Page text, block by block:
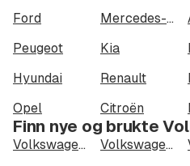
Ford Mercedes-Benz
Peugeot
Kia
Hyundai
Renault
Opel
Citroën
Finn nye og brukte
Volkswagen ID.7 i Oslo Volkswagen ID.7 i Bergen